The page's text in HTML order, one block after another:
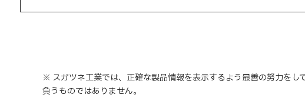
※ スガツネ工業では、正確な製品情報を表示するよう最善の努力を
負うものではありません。